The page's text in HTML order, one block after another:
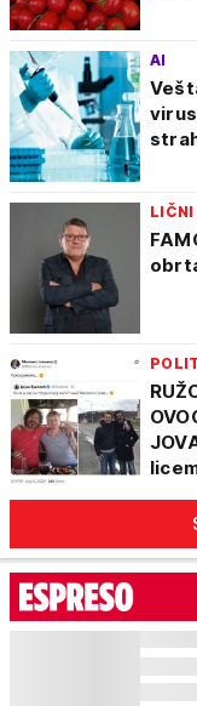
AI
LIČNI